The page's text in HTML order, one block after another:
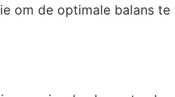
om de optimale balans te